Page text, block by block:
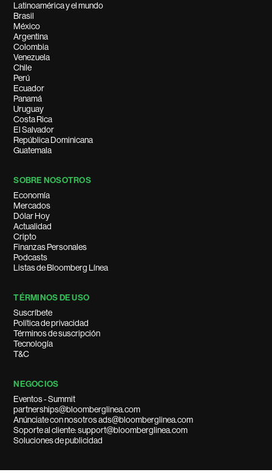
Latinoamérica y el mundo
Brasil
México
Argentina
Colombia
Venezuela
Chile
Perú
Ecuador
Panamá
Uruguay
Costa Rica
El Salvador
República Dominicana
Guatemala
SOBRE NOSOTROS
Economía
Mercados
Dólar Hoy
Actualidad
Cripto
Finanzas Personales
Podcasts
Listas de Bloomberg Línea
TÉRMINOS DE USO
Suscríbete
Política de privacidad
Términos de suscripción
Tecnología
T&C
NEGOCIOS
Eventos - Summit
partnerships@bloomberglinea.com
Anúnciate con nosotros ads@bloomberglinea.com
Soporte al cliente: support@bloomberglinea.com
Soluciones de publicidad